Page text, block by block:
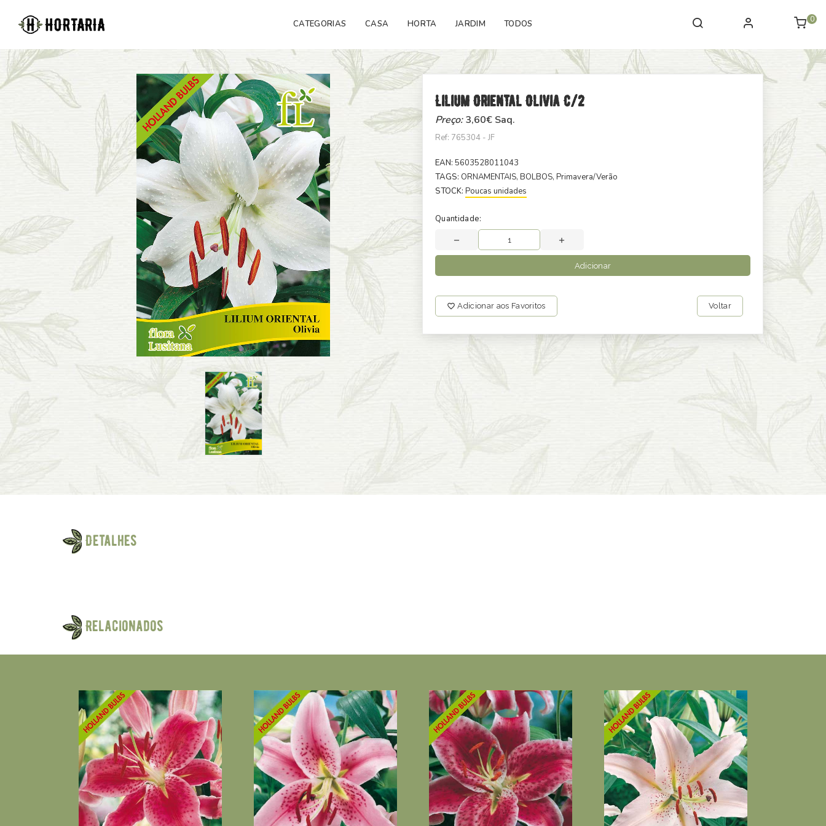
CATEGORIAS CASA HORTA JARDIM TODOS 0
Lilium Oriental Olivia C/2
Preço:3,60€ Saq.
Ref: 765304 - JF
EAN: 5603528011043
TAGS: ORNAMENTAIS, BOLBOS, Primavera/Verão
STOCK: Poucas unidades
Quantidade:
Adicionar
Adicionar aos Favoritos Voltar
Detalhes
Relacionados